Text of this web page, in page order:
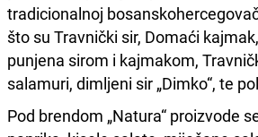
tradicionalnoj
što su Travnički sir, Domaći
punjena sirom i kajmakom,
salamuri, dimljeni sir „Dimko“, te
Pod brendom „Natura“ proizvode